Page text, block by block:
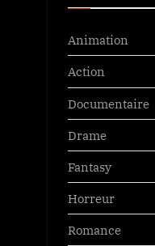
Animation
Action
Documentaire
Drame
Fantasy
Horreur
Romance